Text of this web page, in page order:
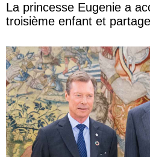
La princesse Eugenie a
troisième enfant et